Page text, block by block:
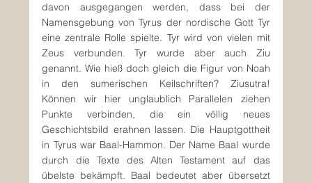
davon ausgegangen werden, dass bei der
Namensgebung von Tyrus der nordische Gott Tyr
eine zentrale Rolle spielte. Tyr wird von vielen mit
Zeus verbunden. Tyr wurde aber auch Ziu
genannt. Wie hieß doch gleich die Figur von Noah
in den sumerischen Keilschriften? Ziusutra!
Können wir hier unglaublich Parallelen ziehen
Punkte verbinden, die ein völlig neues
Geschichtsbild erahnen lassen. Die Hauptgottheit
in Tyrus war Baal-Hammon. Der Name Baal wurde
durch die Texte des Alten Testament auf das
übelste bekämpft. Baal bedeutet aber übersetzt